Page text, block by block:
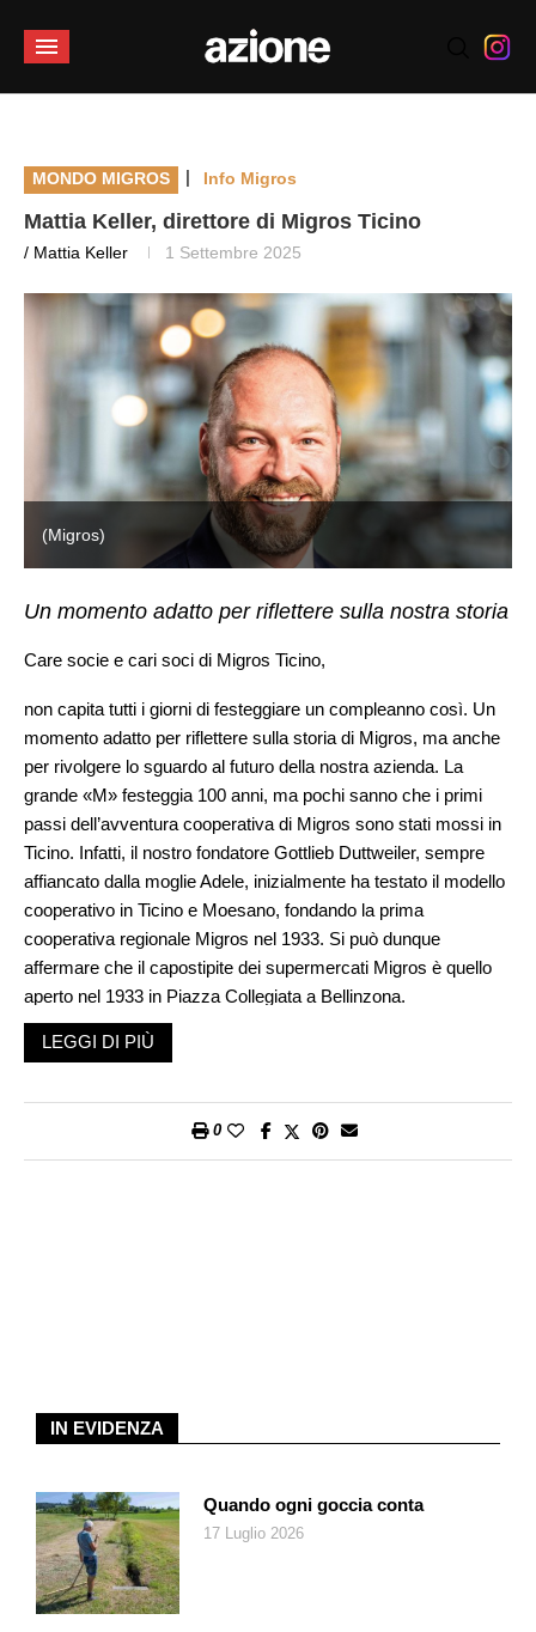
MONDO MIGROS | Info Migros
Mattia Keller, direttore di Migros Ticino
/ Mattia Keller 1 Settembre 2025
(Migros)
Un momento adatto per riflettere sulla nostra storia
Care socie e cari soci di Migros Ticino,
non capita tutti i giorni di festeggiare un compleanno così. Un
momento adatto per riflettere sulla storia di Migros, ma anche
per rivolgere lo sguardo al futuro della nostra azienda. La
grande «M» festeggia 100 anni, ma pochi sanno che i primi
passi dell’avventura cooperativa di Migros sono stati mossi in
Ticino. Infatti, il nostro fondatore Gottlieb Duttweiler, sempre
affiancato dalla moglie Adele, inizialmente ha testato il modello
cooperativo in Ticino e Moesano, fondando la prima
cooperativa regionale Migros nel 1933. Si può dunque
affermare che il capostipite dei supermercati Migros è quello
aperto nel 1933 in Piazza Collegiata a Bellinzona.
Originariamente Duttweiler desiderava sì testare la forma
vantaggi climatici che il Ticino offriva, soprattutto nel campo
della produzione ortofrutticola. Cosa è rimasto delle intenzioni
del nostro fondatore? Migros ha sempre svolto un ruolo
esempio da lui, tenendo ben presente il concetto di «impresa
sociale», ma stando al passo con gli sviluppi. Il cambiamento
assieme a voi i prossimi 100 anni di storia di successo. In
questo contesto, in Ticino e Moesano vogliamo continuare a
investire nella ristrutturazione e nell’ampliamento della rete di
supermercati, consapevoli della condizione di frontiera in cui
operiamo, con una concorrenza molto forte. Vi ringrazio di
LEGGI DI PIÙ
0
IN EVIDENZA
Quando ogni goccia conta
17 Luglio 2026